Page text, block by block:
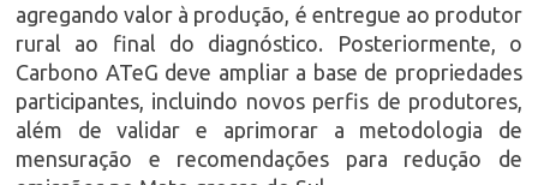
agregando valor à produção, é entregue ao produtor
rural ao final do diagnóstico. Posteriormente, o
Carbono ATeG deve ampliar a base de propriedades
participantes, incluindo novos perfis de produtores,
além de validar e aprimorar a metodologia de
mensuração e recomendações para redução de